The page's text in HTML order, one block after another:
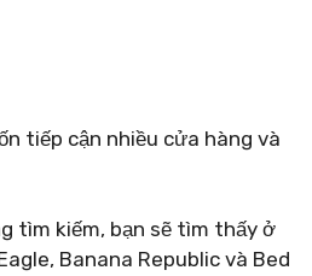
tiếp cận nhiều cửa hàng và
tìm kiếm, bạn sẽ tìm thấy ở
Banana Republic và Bed